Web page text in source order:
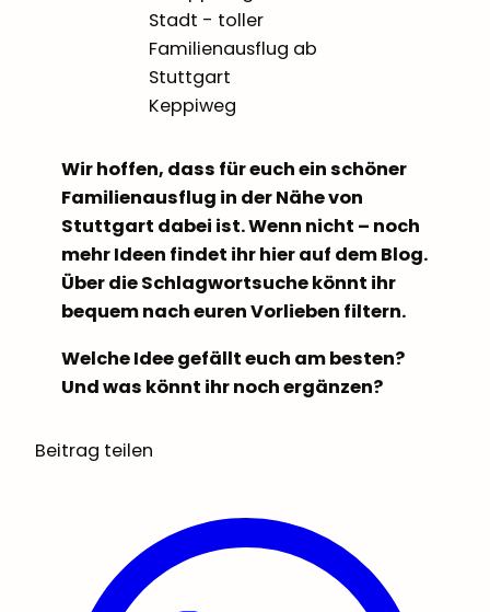
Keppiweg
Wir hoffen, dass für euch ein schöner
Familienausflug in der Nähe von
Stuttgart dabei ist. Wenn nicht – noch
mehr Ideen findet ihr hier auf dem Blog.
Über die Schlagwortsuche könnt ihr
bequem nach euren Vorlieben filtern.
Welche Idee gefällt euch am besten?
Und was könnt ihr noch ergänzen?
Beitrag teilen